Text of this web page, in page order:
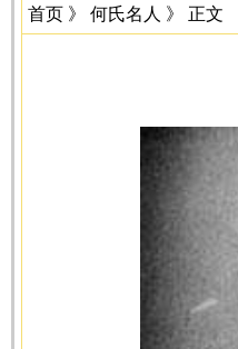
首页 》 何氏名人 》 正文